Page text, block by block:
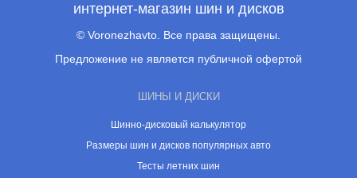
интернет-магазин шин и дисков
© Voronezhavto. Все права защищены.
Предложение не является публичной офертой
ШИНЫ И ДИСКИ
Шинно-дисковый калькулятор
Размеры шин и дисков популярных авто
Тесты летних шин